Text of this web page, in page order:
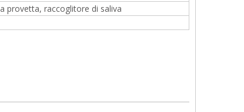
provetta, raccoglitore di saliva